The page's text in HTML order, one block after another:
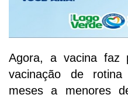
Agora, a vacina faz
vacinação de
meses a menores